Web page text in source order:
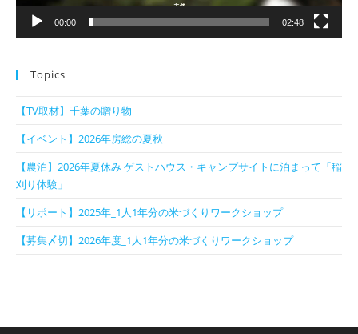
00:00 02:48
Topics
【TV取材】千葉の贈り物
【イベント】2026年房総の夏秋
【農泊】2026年夏休み ゲストハウス・キャンプサイトに泊まって「稲
刈り体験」
【リポート】2025年_1人1年分の米づくりワークショップ
【募集〆切】2026年度_1人1年分の米づくりワークショップ